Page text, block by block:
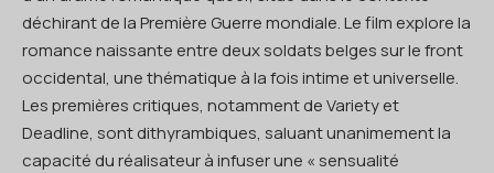
déchirant de la Première Guerre mondiale. Le film explore la
romance naissante entre deux soldats belges sur le front
occidental, une thématique à la fois intime et universelle.
Les premières critiques, notamment de Variety et
Deadline, sont dithyrambiques, saluant unanimement la
capacité du réalisateur à infuser une « sensualité